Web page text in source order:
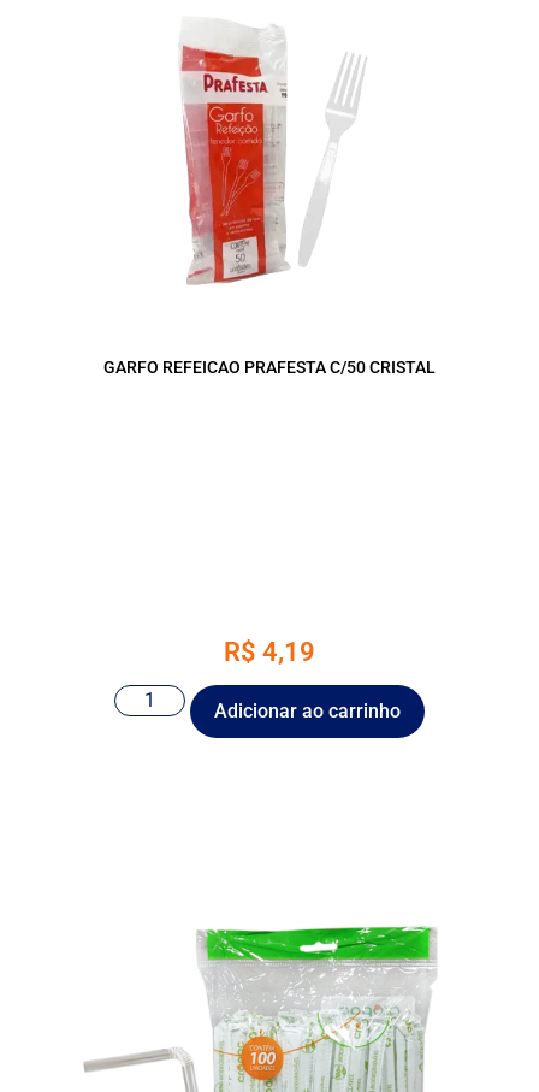
GARFO REFEICAO PRAFESTA C/50 CRISTAL
R$ 4,19
Adicionar ao carrinho